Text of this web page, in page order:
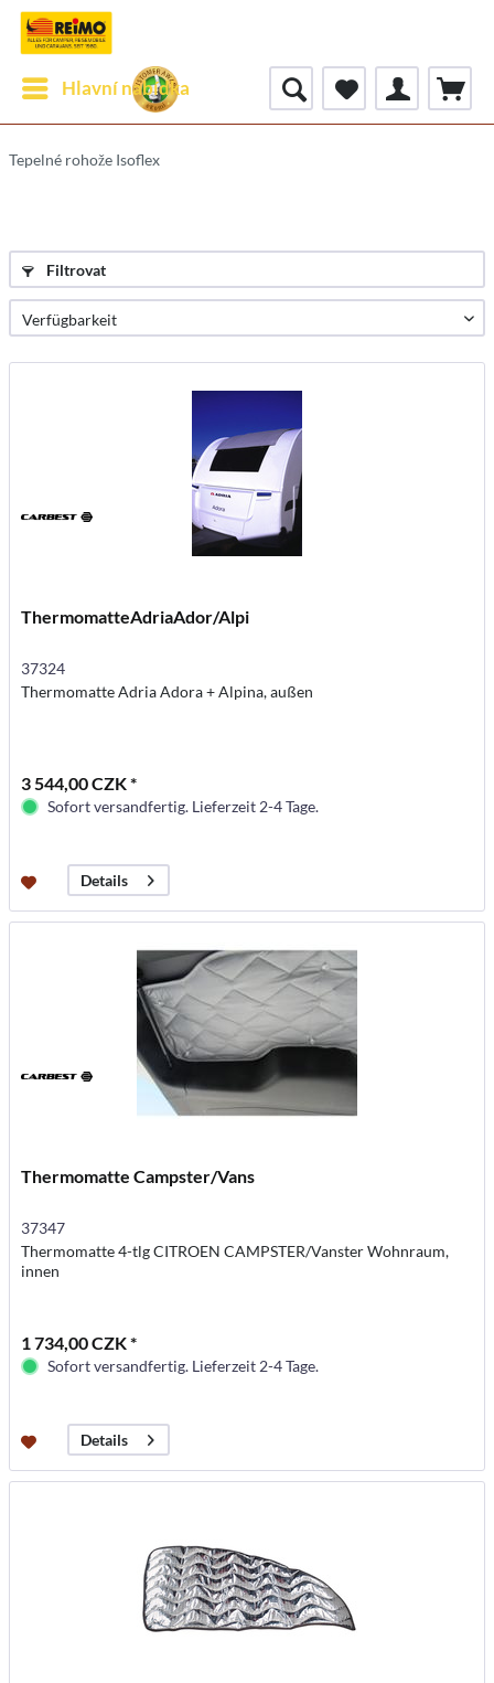
Hlavní nabídka
Tepelné rohože Isoflex
Filtrovat
ThermomatteAdriaAdor/Alpi
37324
Thermomatte Adria Adora + Alpina, außen
3 544,00 CZK *
Sofort versandfertig. Lieferzeit 2-4 Tage.
Details
Thermomatte Campster/Vans
37347
Thermomatte 4-tlg CITROEN CAMPSTER/Vanster Wohnraum,
innen
1 734,00 CZK *
Sofort versandfertig. Lieferzeit 2-4 Tage.
Details